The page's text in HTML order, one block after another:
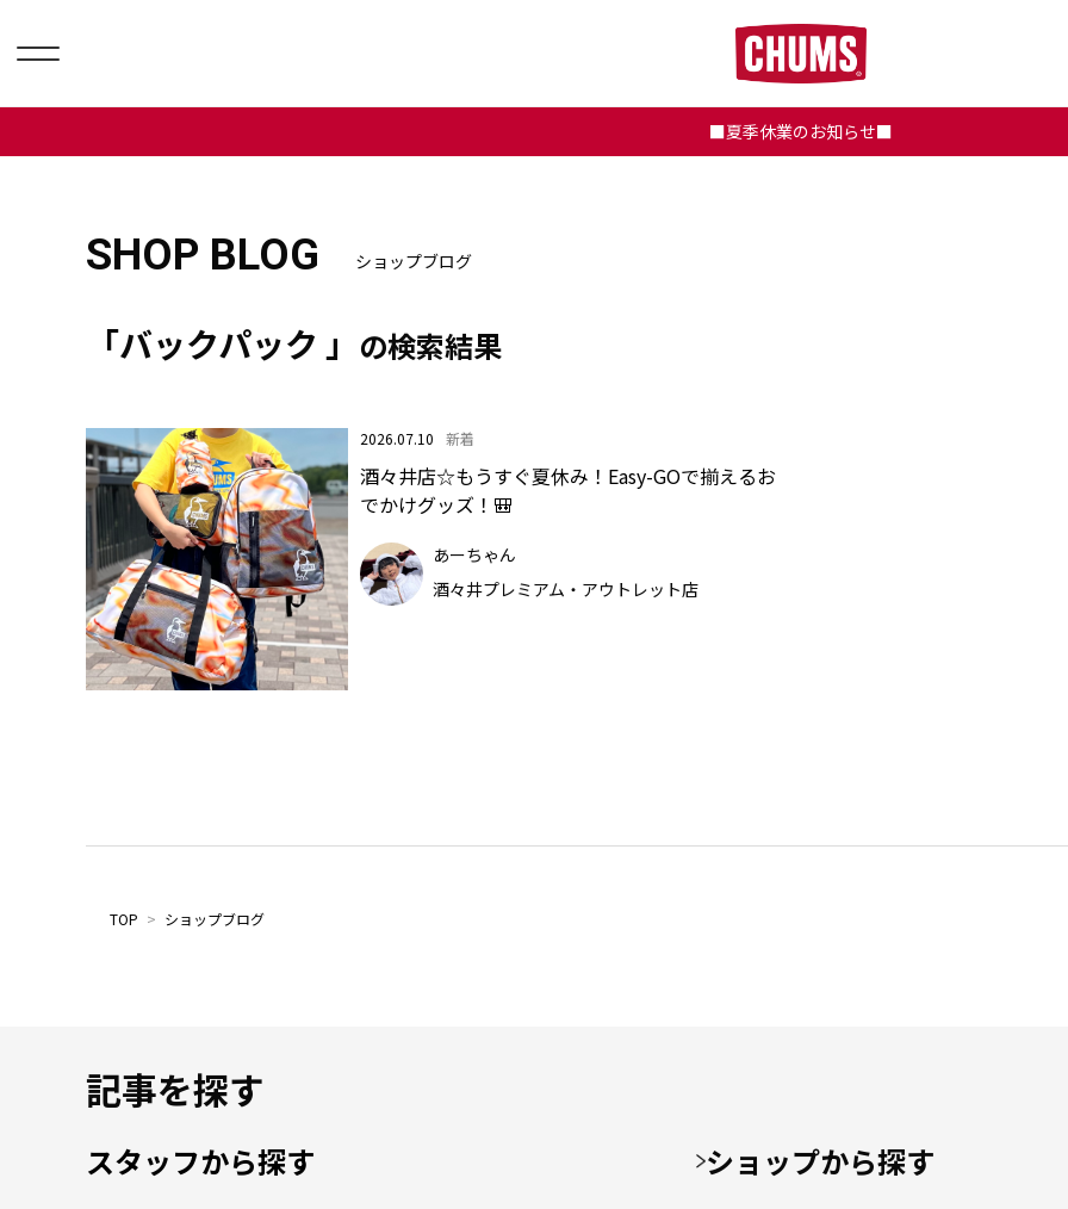
■夏季休業のお知らせ■
SHOP BLOG ショップブログ
「バックパック 」 の検索結果
2026.07.10 新着
酒々井店☆もうすぐ夏休み！Easy-GOで揃えるお
でかけグッズ！🎒
あーちゃん
酒々井プレミアム・アウトレット店
TOP > ショップブログ
記事を探す
スタッフから探す
ショップから探す